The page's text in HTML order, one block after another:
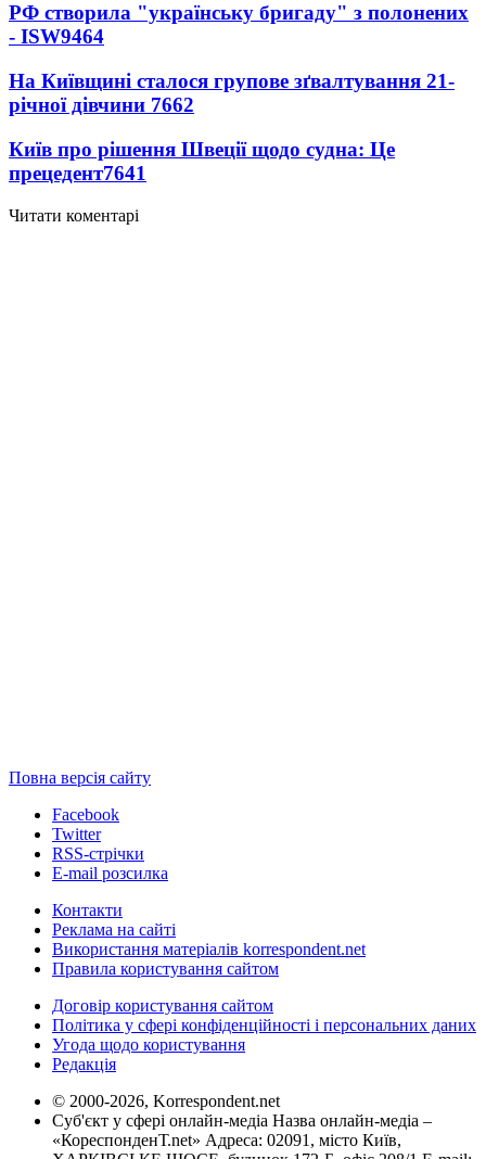
РФ створила "українську бригаду" з полонених
- ISW9464
На Київщині сталося групове зґвалтування 21-
річної дівчини 7662
Київ про рішення Швеції щодо судна: Це
прецедент7641
Читати коментарі
Повна версія сайту
Facebook
Twitter
RSS-стрічки
E-mail розсилка
Контакти
Реклама на сайті
Використання матеріалів korrespondent.net
Правила користування сайтом
Договір користування сайтом
Політика у сфері конфіденційності і персональних даних
Угода щодо користування
Редакція
© 2000-2026, Korrespondent.net
Суб'єкт у сфері онлайн-медіа Назва онлайн-медіа –
«КореспонденТ.net» Адреса: 02091, місто Київ,